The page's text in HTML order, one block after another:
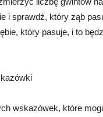
i sprawdź, który ząb
który pasuje, i to
wskazówek, które